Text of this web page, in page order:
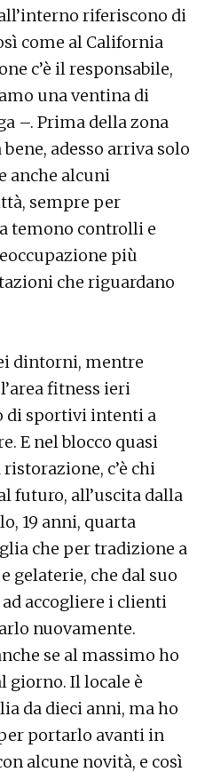
riferiscono di
come al California
c’è il responsabile,
una ventina di
–. Prima della zona
adesso arriva solo
anche alcuni
sempre per
temono controlli e
più
che riguardano
dintorni, mentre
fitness ieri
di sportivi intenti a
E nel blocco quasi
c’è chi
futuro, all’uscita dalla
19 anni, quarta
che per tradizione a
gelaterie, che dal suo
accogliere i clienti
nuovamente.
se al massimo ho
giorno. Il locale è
da dieci anni, ma ho
portarlo avanti in
alcune novità, e così